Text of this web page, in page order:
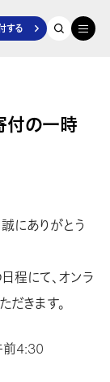
する
付の一時
にありがとう
程にて、オンラ
きます。
前4:30